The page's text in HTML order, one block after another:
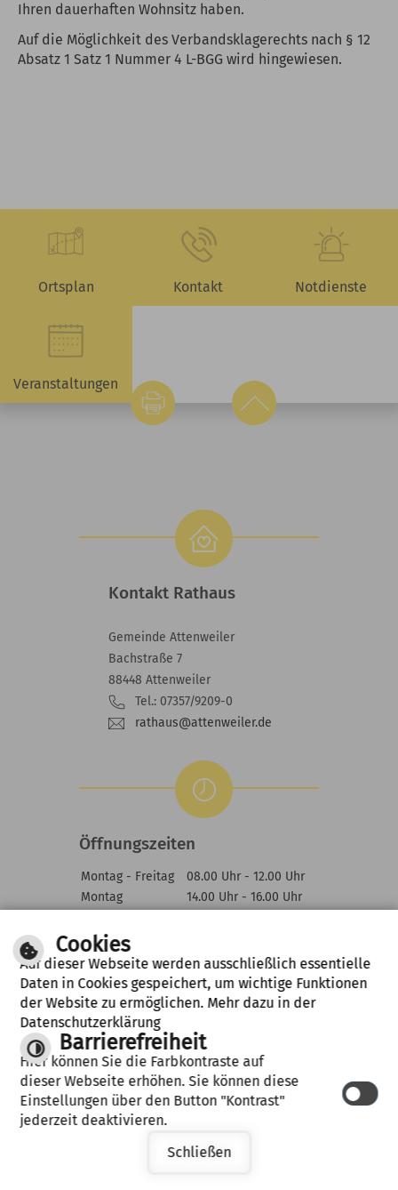
Ihren dauerhaften Wohnsitz haben.
Auf die Möglichkeit des Verbandsklagerechts nach § 12
Absatz 1 Satz 1 Nummer 4 L-BGG wird hingewiesen.
Ortsplan Kontakt Notdienste
Veranstaltungen
Kontakt Rathaus
Gemeinde Attenweiler
Bachstraße 7
88448 Attenweiler
Tel.: 07357/9209-0
rathaus@attenweiler.de
Öffnungszeiten
Montag - Freitag
08.00 Uhr - 12.00 Uhr
Montag
14.00 Uhr - 16.00 Uhr
Leichte Sprache
Gebärdensprache
IMPRESSUM DATENSCHUTZERKLÄRUNG
HILFE
BARRIEREFREIHEIT
Cookies
Auf dieser Webseite werden ausschließlich essentielle
Daten in Cookies gespeichert, um wichtige Funktionen
der Website zu ermöglichen. Mehr dazu in der
Datenschutzerklärung
Barrierefreiheit
Hier können Sie die Farbkontraste auf
dieser Webseite erhöhen. Sie können diese
Einstellungen über den Button "Kontrast"
jederzeit deaktivieren.
Schließen